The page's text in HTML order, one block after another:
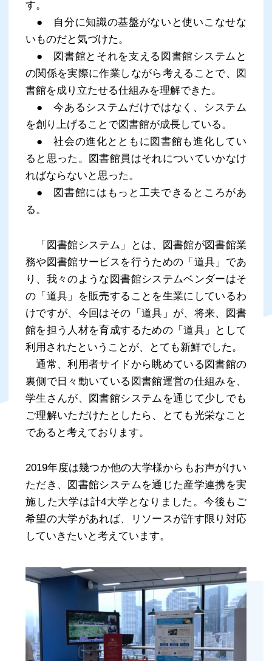
す。
● 自分に知識の基盤がないと使いこなせな
いものだと気づけた。
● 図書館とそれを支える図書館システムと
の関係を実際に作業しながら考えることで、図
書館を成り立たせる仕組みを理解できた。
● 今あるシステムだけではなく、システム
を創り上げることで図書館が成長している。
● 社会の進化とともに図書館も進化してい
ると思った。図書館員はそれについていかなけ
ればならないと思った。
● 図書館にはもっと工夫できるところがあ
る。
「図書館システム」とは、図書館が図書館業
務や図書館サービスを行うための「道具」であ
り、我々のような図書館システムベンダーはそ
の「道具」を販売することを生業にしているわ
けですが、今回はその「道具」が、将来、図書
館を担う人材を育成するための「道具」として
利用されたということが、とても新鮮でした。
通常、利用者サイドから眺めている図書館の
裏側で日々動いている図書館運営の仕組みを、
学生さんが、図書館システムを通じて少しでも
ご理解いただけたとしたら、とても光栄なこと
であると考えております。
2019年度は幾つか他の大学様からもお声がけい
ただき、図書館システムを通じた産学連携を実
施した大学は計4大学となりました。今後もご
希望の大学があれば、リソースが許す限り対応
していきたいと考えています。